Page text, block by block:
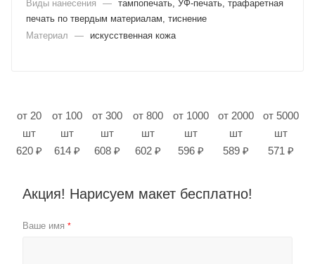
Виды нанесения
— тампопечать, УФ-печать, трафаретная
печать по твердым материалам, тиснение
Материал
— искусственная кожа
от 20
шт
620 ₽
от 100
шт
614 ₽
от 300
шт
608 ₽
от 800
шт
602 ₽
от 1000
шт
596 ₽
от 2000
шт
589 ₽
от 5000
шт
571 ₽
Акция! Нарисуем макет бесплатно!
Ваше имя *